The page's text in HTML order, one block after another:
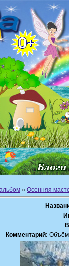
» Осенняя
Комментарий: